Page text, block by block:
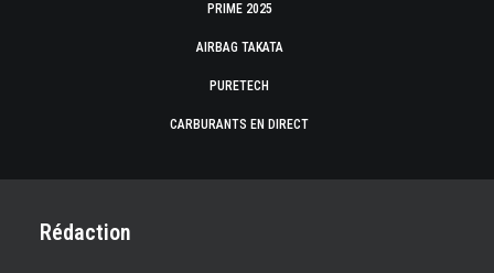
PRIME 2025
AIRBAG TAKATA
PURETECH
CARBURANTS EN DIRECT
Rédaction